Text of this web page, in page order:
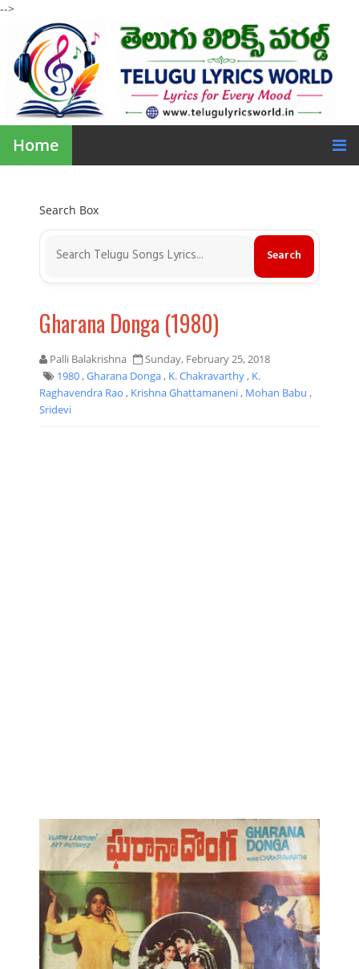
-->
Home
Search Box
Gharana Donga (1980)
Palli Balakrishna
Sunday, February 25, 2018
1980,Gharana Donga, K. Chakravarthy, K.
Raghavendra Rao , Krishna Ghattamaneni, Mohan Babu ,
Sridevi